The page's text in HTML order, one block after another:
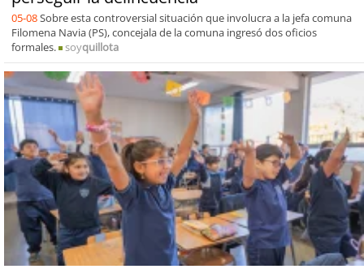
05-08Sobre esta controversial situación que involucra a la jefa comuna
Filomena Navia (PS), concejala de la comuna ingresó dos oficios
formales.
soyquillota